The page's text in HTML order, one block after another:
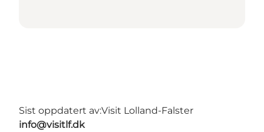
Sist oppdatert av:Visit Lolland-Falster
info@visitlf.dk